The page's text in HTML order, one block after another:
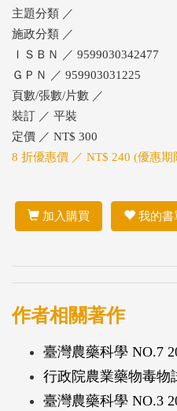
主題分類 ／
施政分類 ／
ＩＳＢＮ ／ 9599030342477
ＧＰＮ ／ 959903031225
頁數/張數/片數 ／
裝訂 ／ 平裝
定價 ／ NT$ 300
8 折優惠價 ／ NT$ 240 (優惠期
加入購買 我的書
作者相關著作
臺灣農藥科學 NO.7
行政院農業藥物毒物
臺灣農藥科學 NO.3